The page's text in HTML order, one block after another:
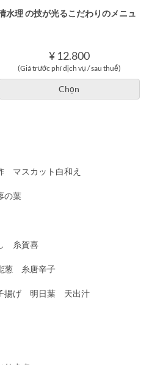
水理 の技が光るこだわりのメニュ
¥ 12.800
(Giá trước phí dịch vụ / sau thuế)
Chọn
マスカット白和え
葉
糸賀喜
葱 糸唐辛子
揚げ 明日葉 天出汁